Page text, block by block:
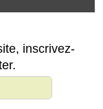
inscrivez-